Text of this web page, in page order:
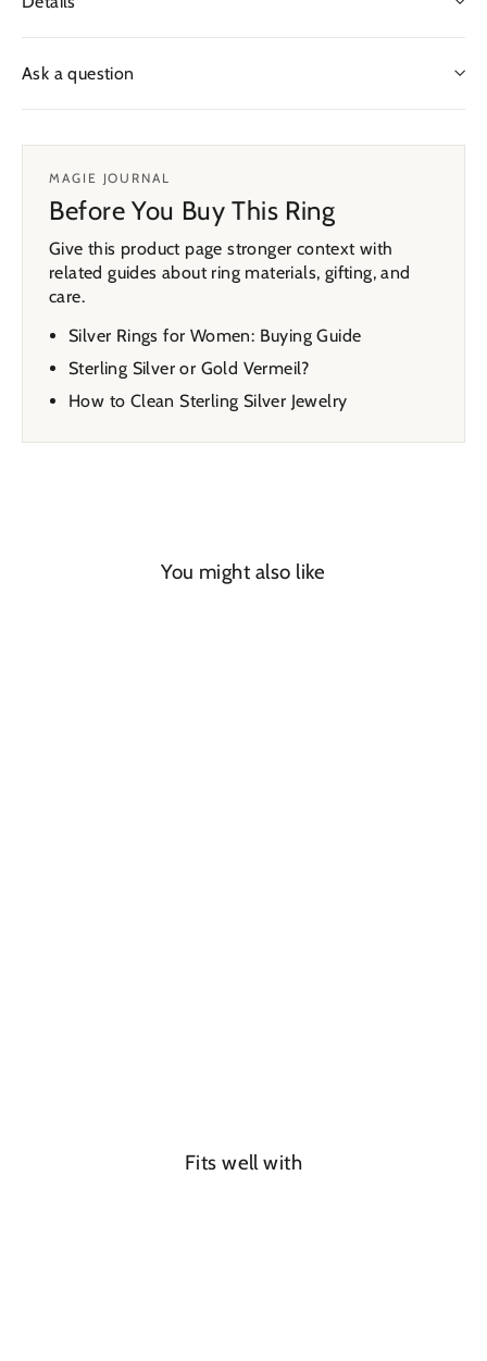
Ask a question
MAGIE JOURNAL
Before You Buy This Ring
Give this product page stronger context with
related guides about ring materials, gifting, and
care.
Silver Rings for Women: Buying Guide
Sterling Silver or Gold Vermeil?
How to Clean Sterling Silver Jewelry
You might also like
Fits well with